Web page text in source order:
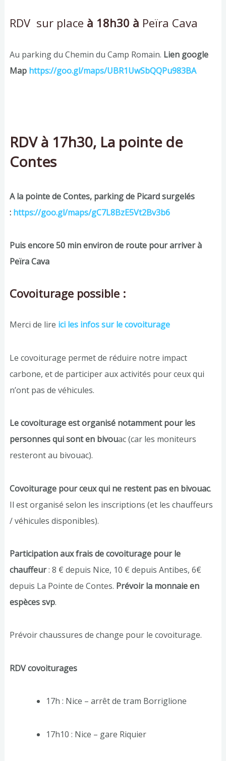
RDV sur place à 18h30 à Peïra Cava
Au parking du Chemin du Camp Romain. Lien google
Map https://goo.gl/maps/UBR1UwSbQQPu983BA
RDV à 17h30, La pointe de
Contes
A la pointe de Contes, parking de Picard surgelés
: https://goo.gl/maps/gC7L8BzE5Vt2Bv3b6
Puis encore 50 min environ de route pour arriver à
Peïra Cava
Covoiturage possible :
Merci de lire ici les infos sur le covoiturage
Le covoiturage permet de réduire notre impact
carbone, et de participer aux activités pour ceux qui
n’ont pas de véhicules.
Le covoiturage est organisé notamment pour les
personnes qui sont en bivouac (car les moniteurs
resteront au bivouac).
Covoiturage pour ceux qui ne restent pas en bivouac.
Il est organisé selon les inscriptions (et les chauffeurs
/ véhicules disponibles).
Participation aux frais de covoiturage pour le
chauffeur: 8 € depuis Nice, 10 € depuis Antibes, 6€
depuis La Pointe de Contes. Prévoir la monnaie en
espèces svp.
Prévoir chaussures de change pour le covoiturage.
RDV covoiturages
17h : Nice – arrêt de tram Borriglione
17h10 : Nice – gare Riquier